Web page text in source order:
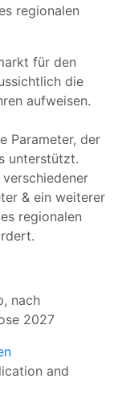
regionalen
für den
die
aufweisen.
Parameter, der
unterstützt.
& ein weiterer
regionalen
nach
2027
and